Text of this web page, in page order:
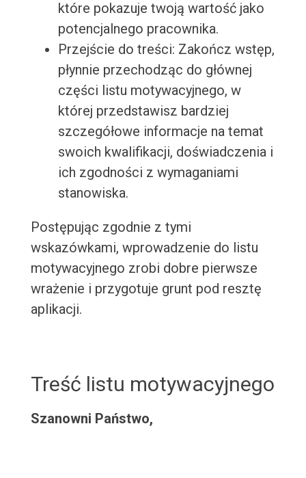
które pokazuje twoją wartość jako
potencjalnego pracownika.
Przejście do treści: Zakończ wstęp,
płynnie przechodząc do głównej
części listu motywacyjnego, w
której przedstawisz bardziej
szczegółowe informacje na temat
swoich kwalifikacji, doświadczenia i
ich zgodności z wymaganiami
stanowiska.
Postępując zgodnie z tymi
wskazówkami, wprowadzenie do listu
motywacyjnego zrobi dobre pierwsze
wrażenie i przygotuje grunt pod resztę
aplikacji.
Treść listu motywacyjnego
Szanowni Państwo,